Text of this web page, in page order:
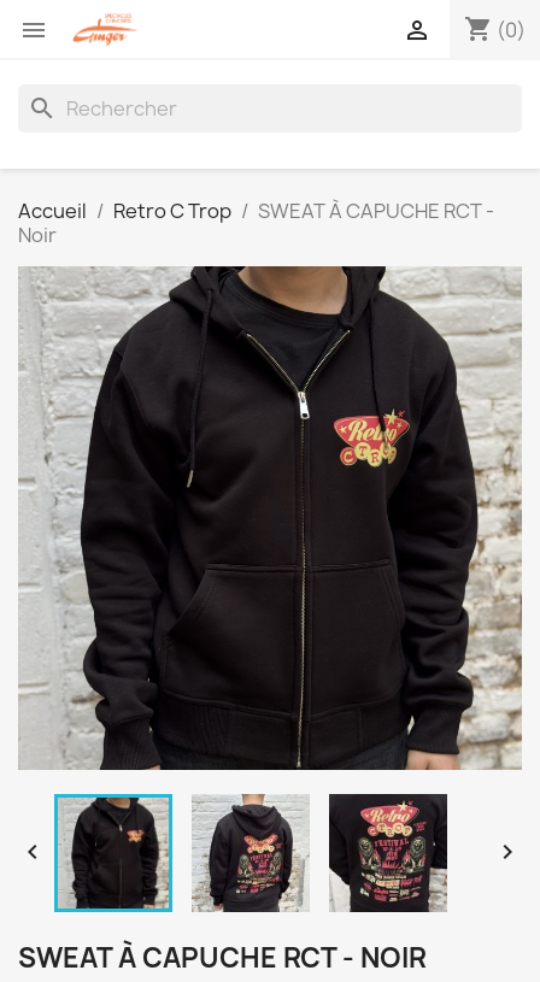
 shopping_cart (0)

search
Accueil Retro C Trop
SWEAT À CAPUCHE RCT -
Noir
 
SWEAT À CAPUCHE RCT - NOIR